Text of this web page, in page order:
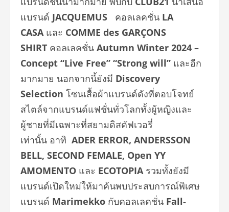
แบรนด์ JACQUEMUS คอลเลคชั่น LA
CASA และ COMME des GARÇONS
SHIRT คอลเลคชั่น Autumn Winter 2024 –
Concept “Live Free” “Strong will” และอีก
มากมาย นอกจากนี้ยังมี Discovery
Selection โซนเสื้อผ้าแบรนด์ดังที่ตอบโจทย์
สไตล์จากแบรนด์แฟชั่นทั่วโลกทั้งผู้หญิงและ
ผู้ชายที่มีเฉพาะที่สยามดิสคัฟเวอรี่
เท่านั้น อาทิ ADER ERROR, ANDERSSON
BELL, SECOND FEMALE, Open YY
AMOMENTO และ ECOTOPIA รวมทั้งยังมี
แบรนด์เปิดใหม่ให้มาค้นพบประสบการณ์พิเศษ
แบรนด์ Marimekko กับคอลเลคชั่น Fall-